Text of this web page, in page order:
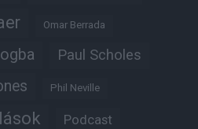
Omar Berrada
Paul Scholes
Phil Neville
Podcast